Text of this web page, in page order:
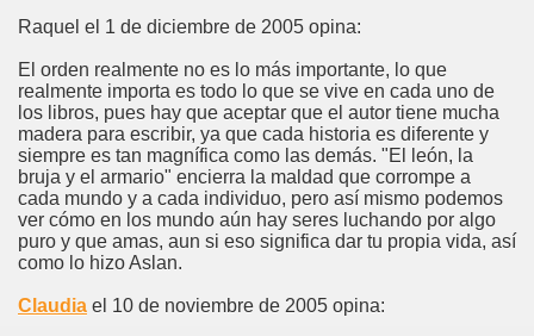
Raquel el 1 de diciembre de 2005 opina:
El orden realmente no es lo más importante, lo que
realmente importa es todo lo que se vive en cada uno de
los libros, pues hay que aceptar que el autor tiene mucha
madera para escribir, ya que cada historia es diferente y
siempre es tan magnífica como las demás. "El león, la
bruja y el armario" encierra la maldad que corrompe a
cada mundo y a cada individuo, pero así mismo podemos
ver cómo en los mundo aún hay seres luchando por algo
puro y que amas, aun si eso significa dar tu propia vida, así
como lo hizo Aslan.
Claudia el 10 de noviembre de 2005 opina: